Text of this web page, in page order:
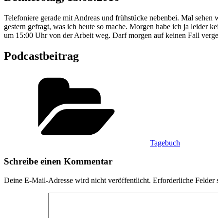
Telefoniere gerade mit Andreas und frühstücke nebenbei. Mal
gestern gefragt, was ich heute so mache. Morgen habe ich ja leider
um 15:00 Uhr von der Arbeit weg. Darf morgen auf keinen Fall
Podcastbeitrag
Tagebuch
Schreibe einen Kommentar
Deine E-Mail-Adresse wird nicht veröffentlicht. Erforderliche Felder